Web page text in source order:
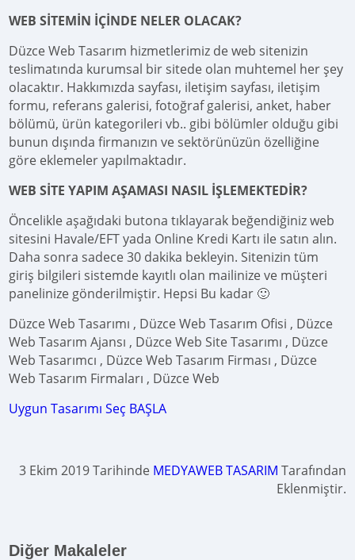
WEB SİTEMİN İÇİNDE NELER OLACAK?
Düzce Web Tasarım hizmetlerimiz de web sitenizin
teslimatında kurumsal bir sitede olan muhtemel her şey
olacaktır. Hakkımızda sayfası, iletişim sayfası, iletişim
formu, referans galerisi, fotoğraf galerisi, anket, haber
bölümü, ürün kategorileri vb.. gibi bölümler olduğu gibi
bunun dışında firmanızın ve sektörünüzün özelliğine
göre eklemeler yapılmaktadır.
WEB SİTE YAPIM AŞAMASI NASIL İŞLEMEKTEDİR?
Öncelikle aşağıdaki butona tıklayarak beğendiğiniz web
sitesini Havale/EFT yada Online Kredi Kartı ile satın alın.
Daha sonra sadece 30 dakika bekleyin. Sitenizin tüm
giriş bilgileri sistemde kayıtlı olan mailinize ve müşteri
panelinize gönderilmiştir. Hepsi Bu kadar 🙂
Düzce Web Tasarımı , Düzce Web Tasarım Ofisi , Düzce
Web Tasarım Ajansı , Düzce Web Site Tasarımı , Düzce
Web Tasarımcı , Düzce Web Tasarım Firması , Düzce
Web Tasarım Firmaları , Düzce Web
Uygun Tasarımı Seç BAŞLA
3 Ekim 2019 Tarihinde MEDYAWEB TASARIM Tarafından
Eklenmiştir.
Diğer Makaleler